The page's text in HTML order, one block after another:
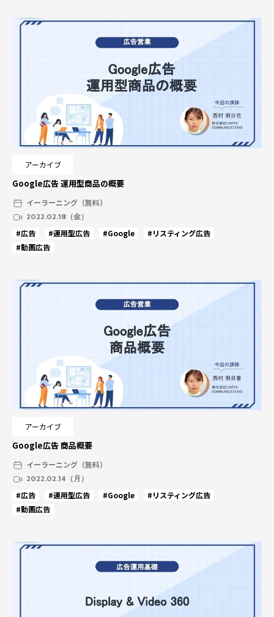
アーカイブ
Google広告 運用型商品の概要
イーラーニング（無料）
2022.02.18（金）
#広告 #運用型広告 #Google
#リスティング広告
#動画広告
アーカイブ
Google広告 商品概要
イーラーニング（無料）
2022.02.14（月）
#広告 #運用型広告 #Google
#リスティング広告
#動画広告